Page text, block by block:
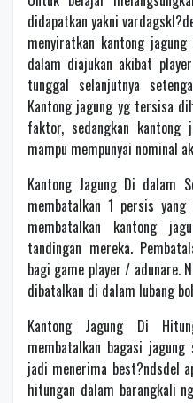
didapatkan yakni
menyiratkan kantong
dalam diajukan akibat
tunggal selanjutnya
Kantong jagung yg tersisa
faktor, sedangkan kantong
mampu mempunyai nominal
Kantong Jagung Di dalam
membatalkan 1 persis
membatalkan kantong
tandingan mereka.
bagi game player / adunare.
dibatalkan di dalam lubang
Kantong Jagung Di
membatalkan bagasi
jadi menerima best?ndsdel
hitungan dalam barangkali